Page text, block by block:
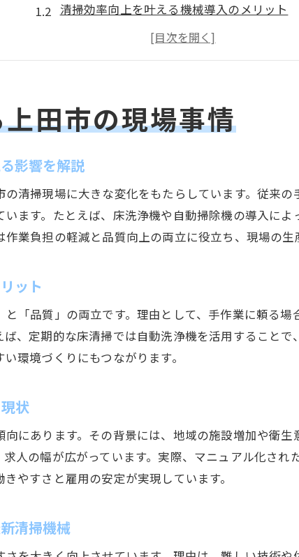
清掃効率向上を叶える機械導入のメリット
上田市で清掃求人が増加する背景と現状
清掃バイトの働きやすさを支える最新清掃
清掃機械活用による業務改善事例を紹介
最新清掃ロボット活用法を上田市で探る
清掃ロボット導入で上田市の清掃現場はどう
清掃バイトにも役立つロボット操作の基本
清掃ロボットと手作業の最適な使い分け方
清掃機械分野で注目の展示会技術を分かり
ハウスクリーニング業界の最新清掃トレンド
求人情報から読み解く清掃業界の技術革新
効率化を実現する清掃機械導入のコツ
上田市で清掃機械を効果的に導入する方法
求人やバイト目線で見る導入後の現場変化
田市の現場事情
影響を解説
清掃現場に大きな変化をもたらしています。従来
ます。たとえば、床洗浄機や自動掃除機の導入に
業負担の軽減と品質向上の両立に役立ち、現場の生
ット
「品質」の両立です。理由として、手作業に頼る
、定期的な床清掃では自動洗浄機を活用すること
環境づくりにもつながります。
状
にあります。その背景には、地域の施設増加や衛
人の幅が広がっています。実際、マニュアル化さ
やすさと雇用の安定が実現しています。
清掃機械